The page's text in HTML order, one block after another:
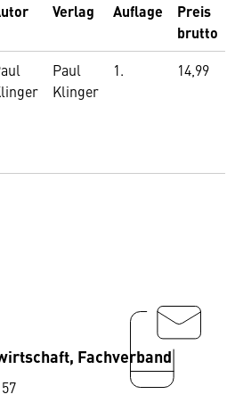
Verlag Auflage
Preis
brutto
Paul
Klinger
1. 14,99
Fachverband